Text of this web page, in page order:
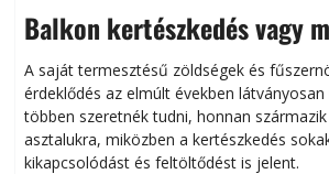
Balkon kertészkedés vagy
Helytakarékos
A saját termesztésű zöldségek és
érdeklődés az elmúlt években
többen szeretnék tudni, honnan
asztalukra, miközben a kertészkedés
kikapcsolódást és feltöltődést is jelent.